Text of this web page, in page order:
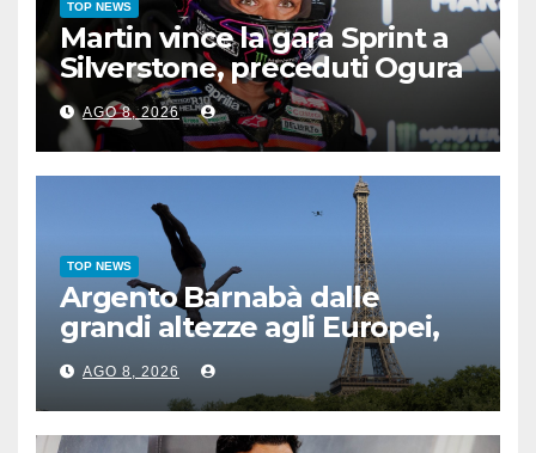
TOP NEWS
Martin vince la gara Sprint a
Silverstone, preceduti Ogura
e Bezzecchi
AGO 8, 2026
TOP NEWS
Argento Barnabà dalle
grandi altezze agli Europei,
bis azzurro dopo Cosetti
AGO 8, 2026